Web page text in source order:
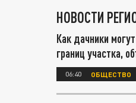
НОВОСТИ
Как дачники
границ участка,
06:40 ОБЩЕСТВО